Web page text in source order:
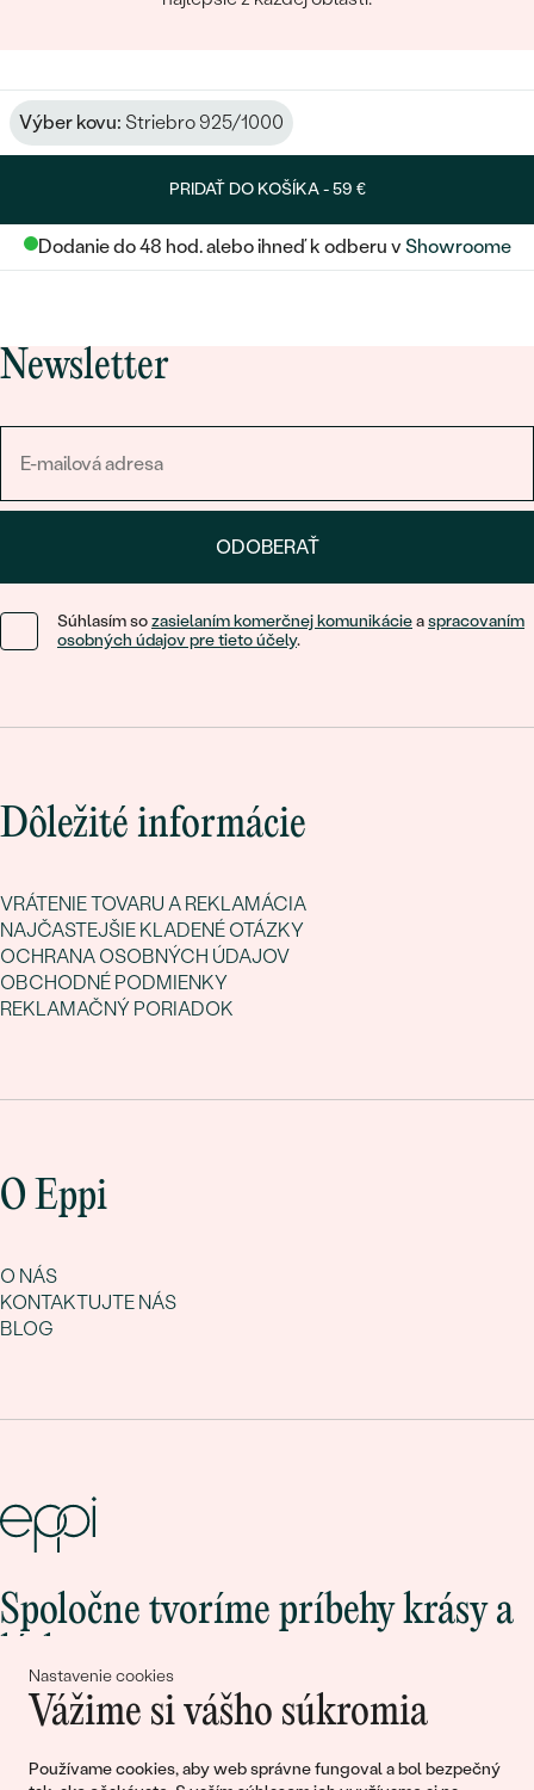
Nastavenie cookies
Vážime si vášho súkromia
Používame cookies, aby web správne fungoval a bol bezpečný
Výber kovu: Striebro 925/1000
PRIDAŤ DO KOŠÍKA -59 €
Dodanie do 48 hod. alebo ihneď k odberu v Showroome
Newsletter
ODOBERAŤ
Súhlasím sozasielaním komerčnej komunikácieaspracovaním
osobných údajov pre tieto účely.
Dôležité informácie
VRÁTENIE TOVARU A REKLAMÁCIA
NAJČASTEJŠIE KLADENÉ OTÁZKY
OCHRANA OSOBNÝCH ÚDAJOV
OBCHODNÉ PODMIENKY
REKLAMAČNÝ PORIADOK
O Eppi
O NÁS
KONTAKTUJTE NÁS
BLOG
Spoločne tvoríme príbehy krásy a
Pripojte sa k nám!